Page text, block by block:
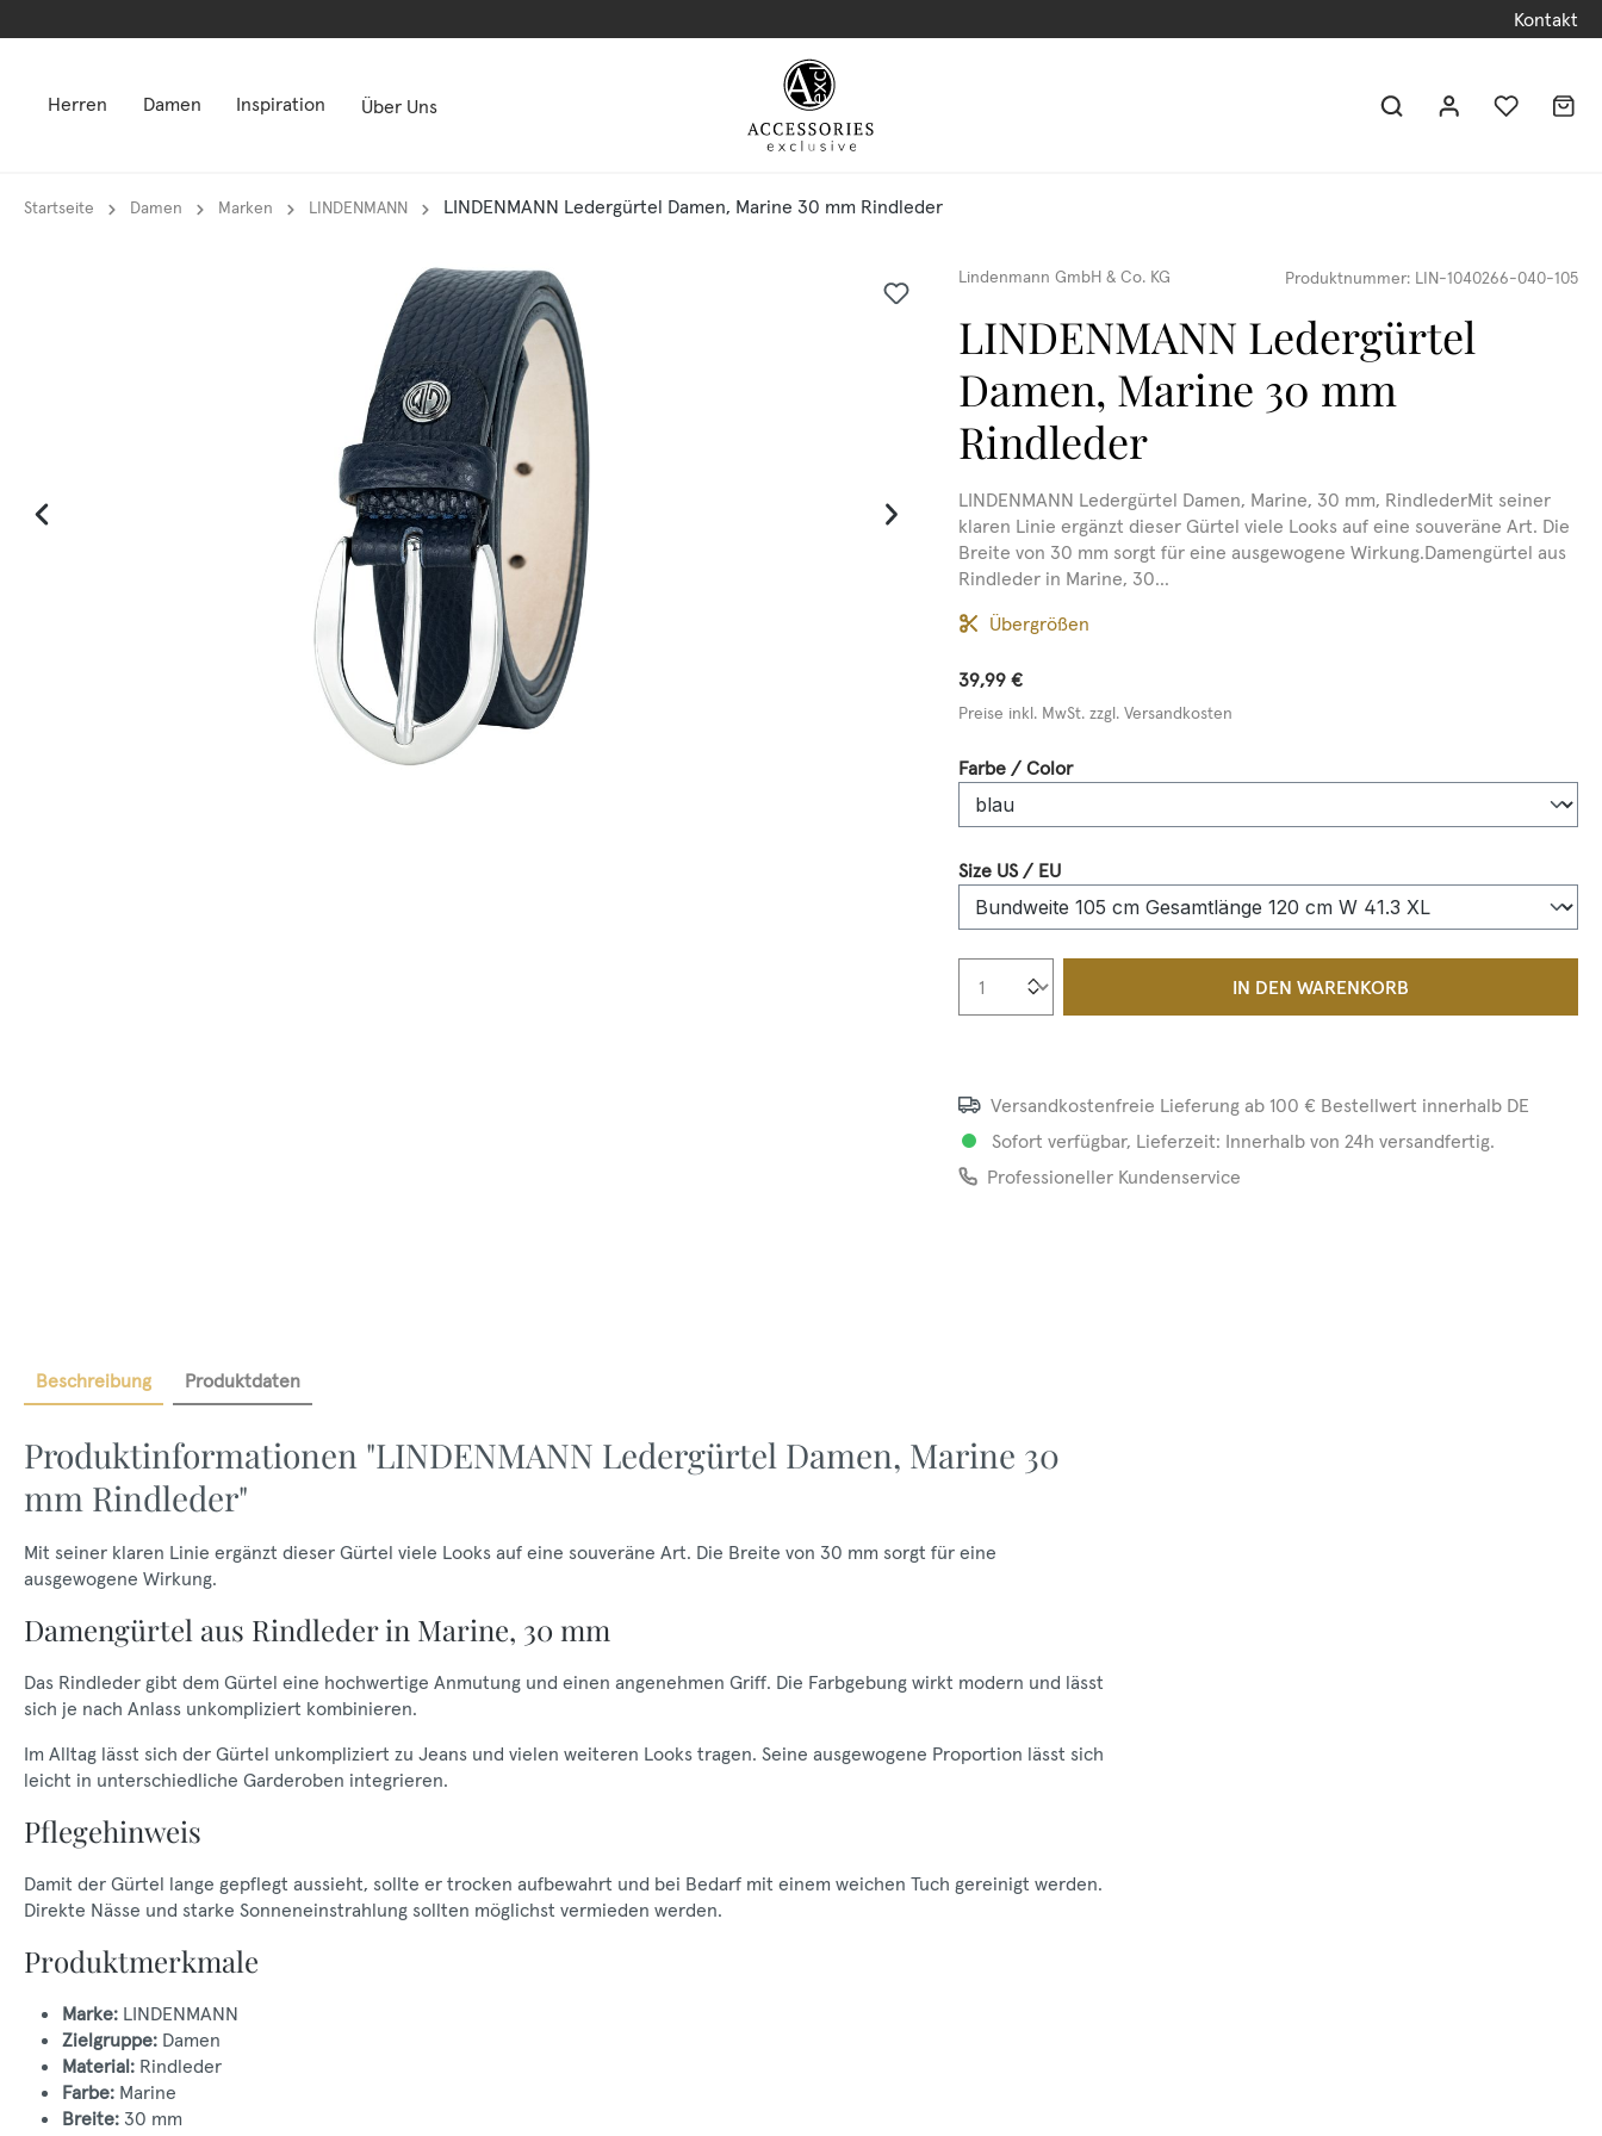
Kontakt
Herren Damen Inspiration Über Uns
Startseite Damen Marken LINDENMANN LINDENMANN Ledergürtel Damen, Marine 30 mm Rindleder
Lindenmann GmbH & Co. KG Produktnummer: LIN-1040266-040-105
LINDENMANN Ledergürtel
Damen, Marine 30 mm
Rindleder
LINDENMANN Ledergürtel Damen, Marine, 30 mm, RindlederMit seiner
klaren Linie ergänzt dieser Gürtel viele Looks auf eine souveräne Art. Die
Breite von 30 mm sorgt für eine ausgewogene Wirkung.Damengürtel aus
Rindleder in Marine, 30...
Übergrößen
39,99 €
Preise inkl. MwSt. zzgl. Versandkosten
Farbe / Colorauswählen
Size US / EUauswählen
Produkt Anzahl: Gib den gewünschten Wert
IN DEN WARENKORB
Versandkostenfreie Lieferung ab 100 € Bestellwert innerhalb DE
Sofort verfügbar, Lieferzeit: Innerhalb von 24h versandfertig.
Professioneller Kundenservice
Beschreibung Produktdaten
Produktinformationen "LINDENMANN Ledergürtel Damen, Marine 30
mm Rindleder"
Mit seiner klaren Linie ergänzt dieser Gürtel viele Looks auf eine souveräne Art. Die Breite von 30 mm sorgt für eine
ausgewogene Wirkung.
Damengürtel aus Rindleder in Marine, 30 mm
Das Rindleder gibt dem Gürtel eine hochwertige Anmutung und einen angenehmen Griff. Die Farbgebung wirkt modern und lässt
sich je nach Anlass unkompliziert kombinieren.
Im Alltag lässt sich der Gürtel unkompliziert zu Jeans und vielen weiteren Looks tragen. Seine ausgewogene Proportion lässt sich
leicht in unterschiedliche Garderoben integrieren.
Pflegehinweis
Damit der Gürtel lange gepflegt aussieht, sollte er trocken aufbewahrt und bei Bedarf mit einem weichen Tuch gereinigt werden.
Direkte Nässe und starke Sonneneinstrahlung sollten möglichst vermieden werden.
Produktmerkmale
Marke: LINDENMANN
Zielgruppe: Damen
Material: Rindleder
Farbe: Marine
Breite: 30 mm